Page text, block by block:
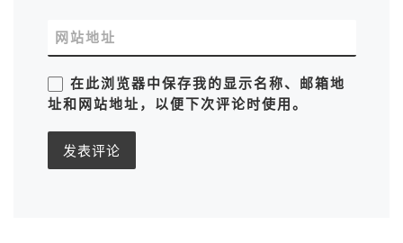
网站地址
在此浏览器中保存我的显示名称、邮箱地
址和网站地址，以便下次评论时使用。